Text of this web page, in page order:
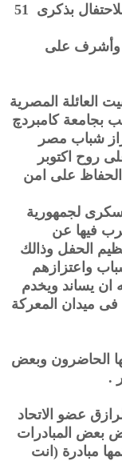
لابناء الجالية المصرية بالمملكة المتحدة للاحتفال بذكرى 51
وأشرف على
المصرية
بجامعة كامبردچ
شباب مصر
روح اكتوبر
على امن
لجمهورية
فيها عن
الحفل وذالك
واعتزازهم
يساند ويخدم
ميدان المعركة
الحاضرون وبعض
.
عضو الاتحاد
بعض المبادرات
مبادرة (انت